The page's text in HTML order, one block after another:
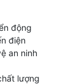
động
điện
an ninh
lượng